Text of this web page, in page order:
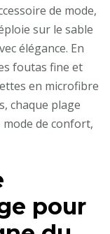
de mode,
sur le sable
élégance. En
foutas fine et
en microfibre
chaque plage
de confort,
pour